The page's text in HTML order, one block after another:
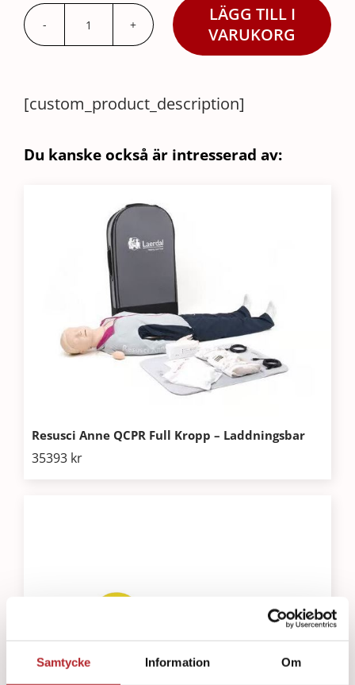
Samtycke Information Om
Nackhud
Resusci
mängd
LÄGG TILL I
VARUKORG
[custom_product_description]
Du kanske också är intresserad av:
Resusci Anne QCPR Full Kropp – Laddningsbar
35393 kr